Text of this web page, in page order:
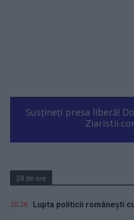
Susțineți presa liberă!
24 de ore
20.26 Lupta politicii românești